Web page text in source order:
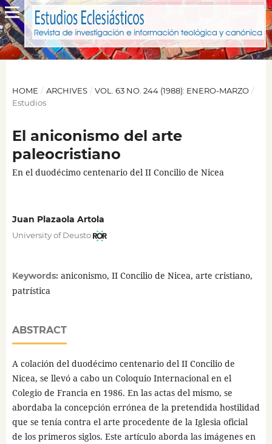
HOME / ARCHIVES / VOL. 63 NO. 244 (1988): ENERO-MARZO /
Estudios
El aniconismo del arte
paleocristiano
En el duodécimo centenario del II Concilio de Nicea
Juan Plazaola Artola
University of Deusto
Keywords: aniconismo, II Concilio de Nicea, arte cristiano,
patrística
ABSTRACT
A colación del duodécimo centenario del II Concilio de
Nicea, se llevó a cabo un Coloquio Internacional en el
Colegio de Francia en 1986. En las actas del mismo, se
abordaba la concepción errónea de la pretendida hostilidad
que se tenía contra el arte procedente de la Iglesia oficial
de los primeros siglos. Este artículo aborda las imágenes en